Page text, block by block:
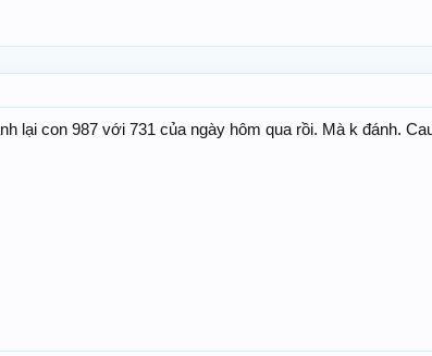
lại con 987 với 731 của ngày hôm qua rồi. Mà k đánh.